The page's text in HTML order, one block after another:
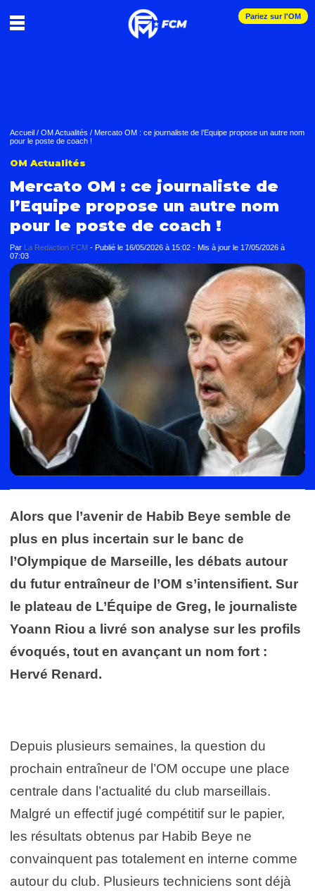
Pariez sur l'OM
Accueil / OM Actualités / Mercato OM : ce journaliste de l’Equipe propose un autre nom
pour le poste de coach !
OM Actualités
Mercato OM : ce journaliste de
l’Equipe propose un autre nom
pour le poste de coach !
Par La Redaction FCM - Publié le 16/05/2026 à 15:02 - Mis à jour le 17/05/2026 à
07:03
Alors que l’avenir de Habib Beye semble de
plus en plus incertain sur le banc de
l’Olympique de Marseille, les débats autour
du futur entraîneur de l’OM s’intensifient. Sur
le plateau de L’Équipe de Greg, le journaliste
Yoann Riou a livré son analyse sur les profils
évoqués, tout en avançant un nom fort :
Hervé Renard.
Depuis plusieurs semaines, la question du
prochain entraîneur de l’OM occupe une place
centrale dans l’actualité du club marseillais.
Malgré un effectif jugé compétitif sur le papier,
les résultats obtenus par Habib Beye ne
convainquent pas totalement en interne comme
autour du club. Plusieurs techniciens sont déjà